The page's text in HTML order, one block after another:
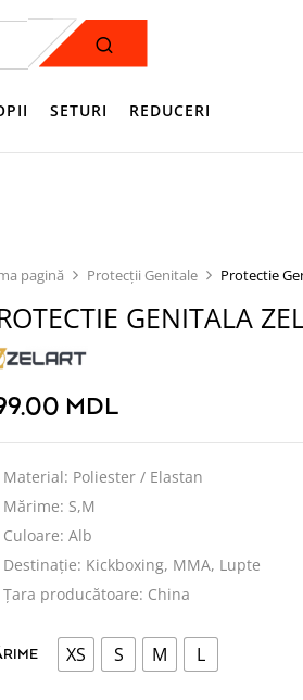
SETURI REDUCERI
pagină Protecții Genitale Protectie
GENITALA
MDL
Material: Poliester / Elastan
Mărime: S,M
Culoare: Alb
Destinație: Kickboxing, MMA, Lupte
Țara producătoare: China
XS S M L